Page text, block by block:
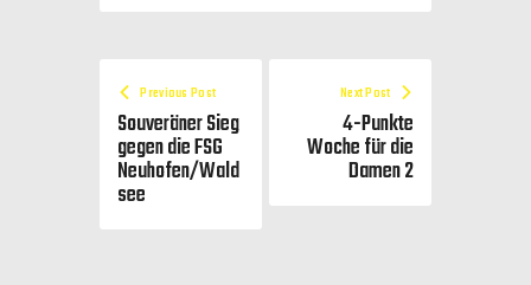
Previous Post
Souveräner Sieg
gegen die FSG
Neuhofen/Wald
see
Next Post
4-Punkte
Woche für die
Damen 2